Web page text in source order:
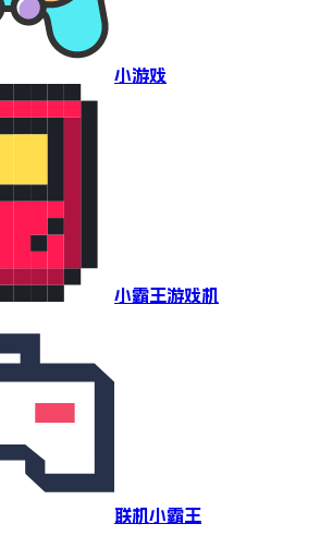
小游戏
小霸王游戏机
联机小霸王